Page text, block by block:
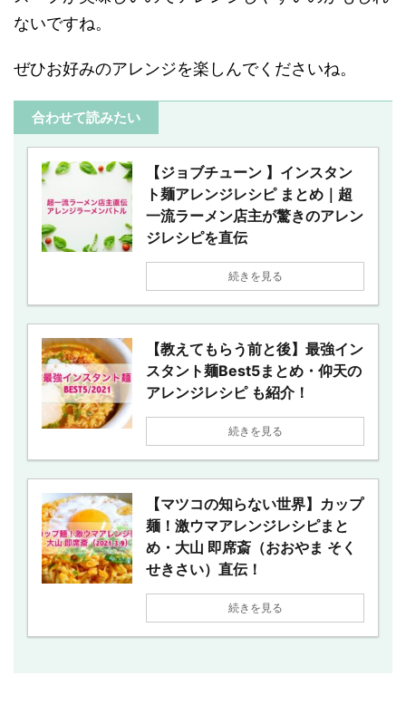
ないですね。
ぜひお好みのアレンジを楽しんでくださいね。
合わせて読みたい
【ジョブチューン 】インスタン
ト麺アレンジレシピ まとめ｜超
一流ラーメン店主が驚きのアレン
ジレシピを直伝
続きを見る
【教えてもらう前と後】最強イン
スタント麺Best5まとめ・仰天の
アレンジレシピ も紹介！
続きを見る
【マツコの知らない世界】カップ
麺！激ウマアレンジレシピまと
め・大山 即席斎（おおやま そく
せきさい）直伝！
続きを見る